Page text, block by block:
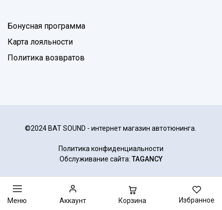
Бонусная программа
Карта лояльности
Политика возвратов
©2024 BAT SOUND - интернет магазин автотюнинга.
Политика конфиденциальности
Обслуживание сайта: TAGANCY
Меню Аккаунт Корзина Избранное